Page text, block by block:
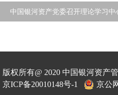
版权所有@ 2020 中国银河资产
京ICP备20010148号-1
京公